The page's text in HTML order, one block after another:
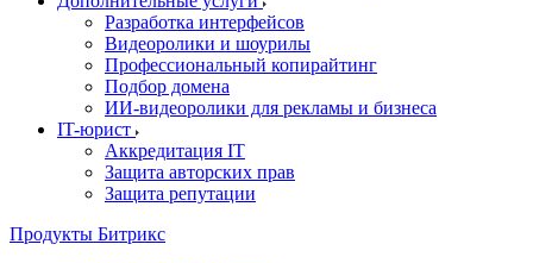
Разработка интерфейсов
Видеоролики и шоурилы
Профессиональный копирайтинг
Подбор домена
ИИ-видеоролики для рекламы и бизнеса
IT-юрист
Аккредитация IT
Защита авторских прав
Защита репутации
Продукты Битрикс